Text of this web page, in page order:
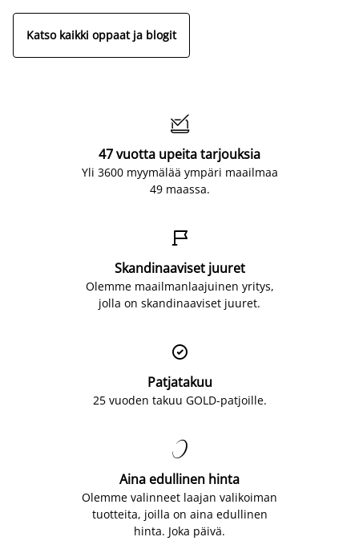
Katso kaikki oppaat ja blogit

47 vuotta upeita tarjouksia
Yli 3600 myymälää ympäri maailmaa
49 maassa.

Skandinaaviset juuret
Olemme maailmanlaajuinen yritys,
jolla on skandinaaviset juuret.

Patjatakuu
25 vuoden takuu GOLD-patjoille.

Aina edullinen hinta
Olemme valinneet laajan valikoiman
tuotteita, joilla on aina edullinen
hinta. Joka päivä.